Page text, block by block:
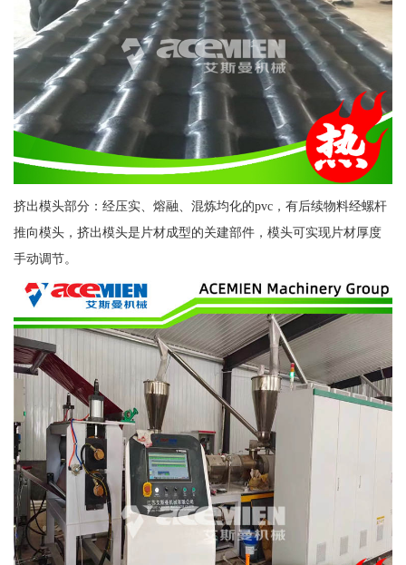
挤出模头部分：经压实、熔融、混炼均化的pvc，有后续物料经螺杆
推向模头，挤出模头是片材成型的关建部件，模头可实现片材厚度
手动调节。